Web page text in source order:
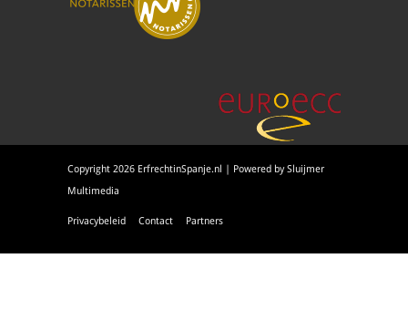
Copyright 2026 ErfrechtinSpanje.nl | Powered bySluijmer
Multimedia
Privacybeleid Contact Partners